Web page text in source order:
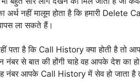
अर्थ नहीं मालूम होता है कि हमारी Delete
ला सकते हैं।
पता है कि Call History क्या होती है तो
नंबर से बात की होंगी चाहे वह आपके देश का
नंबर आपके Call History में सेव हो जाता है